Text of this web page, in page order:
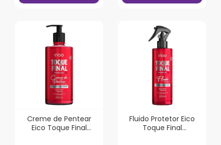
Creme de Pentear
Eico Toque Final
Fluido Protetor Eico
Toque Final